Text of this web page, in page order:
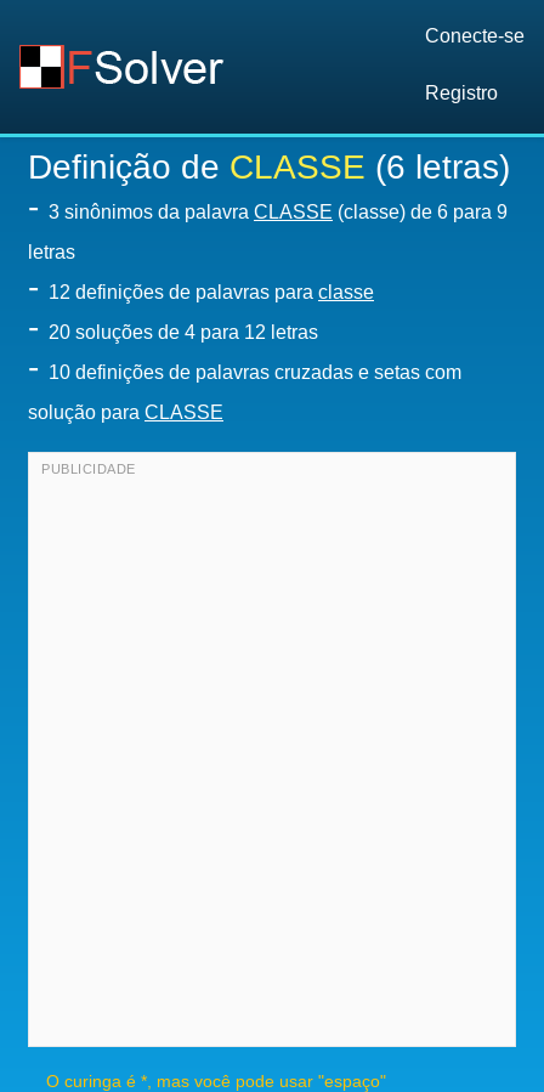
Conecte-se
Registro
Definição de CLASSE (6 letras)
- 3 sinônimos da palavra CLASSE (classe) de 6 para 9
letras
- 12 definições de palavras para classe
- 20 soluções de 4 para 12 letras
- 10 definições de palavras cruzadas e setas com
solução para CLASSE
O curinga é *, mas você pode usar "espaço"